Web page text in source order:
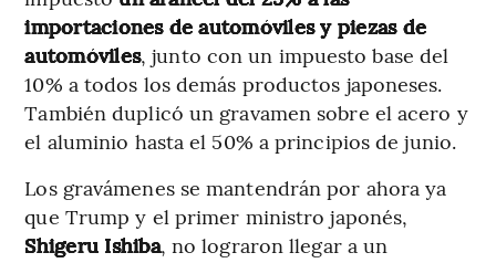
importaciones de automóviles y piezas de
automóviles, junto con un impuesto base del
10% a todos los demás productos japoneses.
También duplicó un gravamen sobre el acero y
el aluminio hasta el 50% a principios de junio.
Los gravámenes se mantendrán por ahora ya
que Trump y el primer ministro japonés,
Shigeru Ishiba, no lograron llegar a un